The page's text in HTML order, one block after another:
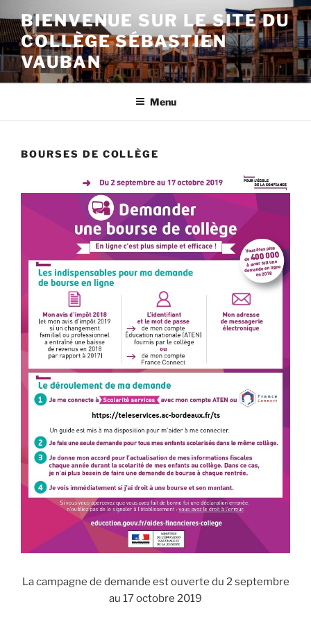
au
contenu
principal
BIENVENUE SUR LE SITE DU
COLLÈGE SÉBASTIEN
VAUBAN
Menu
BOURSES DE COLLÈGE
La campagne de demande est ouverte du 2 septembre
au 17 octobre 2019